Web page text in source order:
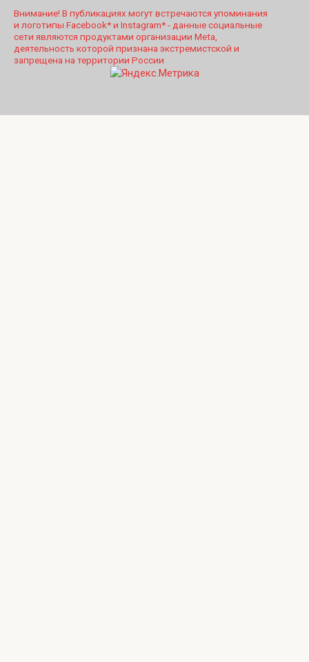
Внимание! В публикациях могут встречаются упоминания
и логотипы Facebook* и Instagram* - данные социальные
сети являются продуктами организации Meta,
деятельность которой признана экстремистской и
запрещена на территории России